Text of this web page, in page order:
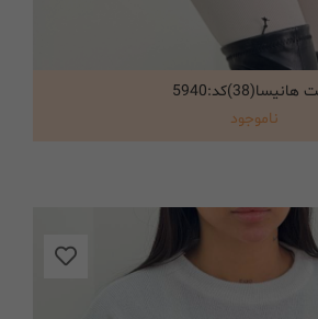
انتخاب گزینه ها
ناموجود